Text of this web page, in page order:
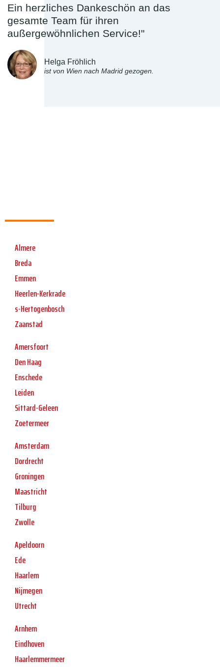
Ein herzliches Dankeschön an das
gesamte Team für ihren
außergewöhnlichen Service!"
Helga Fröhlich
ist von Wien nach Madrid gezogen.
Almere
Breda
Emmen
Heerlen-Kerkrade
s-Hertogenbosch
Zaanstad
Amersfoort
Den Haag
Enschede
Leiden
Sittard-Geleen
Zoetermeer
Amsterdam
Dordrecht
Groningen
Maastricht
Tilburg
Zwolle
Apeldoorn
Ede
Haarlem
Nijmegen
Utrecht
Arnhem
Eindhoven
Haarlemmermeer